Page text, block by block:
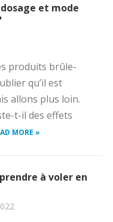
et mode
produits brûle-
qu’il est
allons plus loin.
t-il des effets
MORE »
à voler en